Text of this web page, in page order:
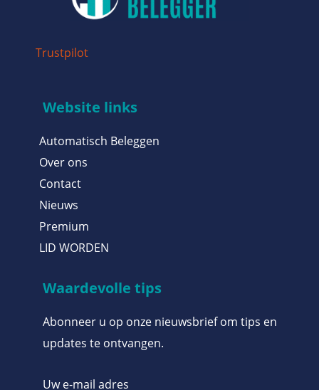
Trustpilot
Website links
Automatisch Beleggen
Over ons
Contact
Nieuws
Premium
LID WORDEN
Waardevolle tips
Abonneer u op onze nieuwsbrief om tips en
updates te ontvangen.
Uw e-mail adres